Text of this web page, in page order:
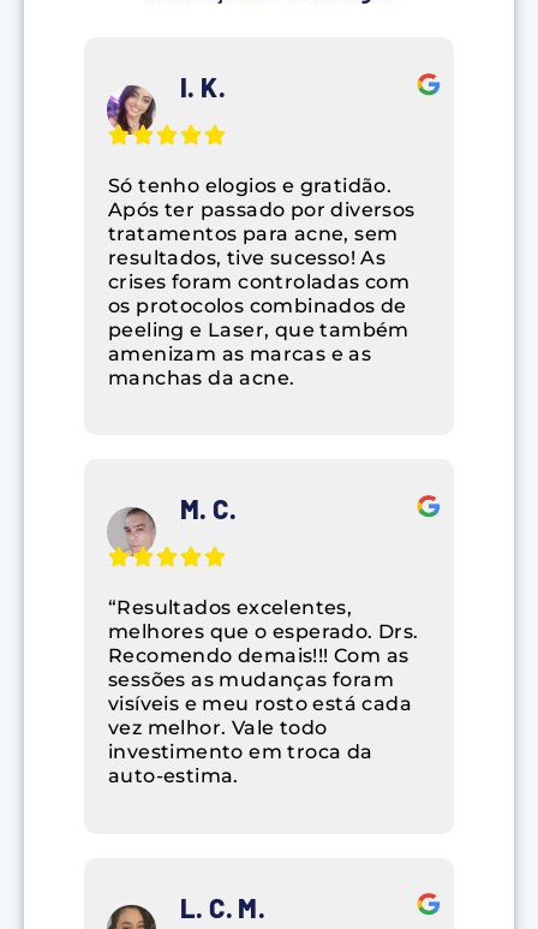
I. K.
Só tenho elogios e gratidão.
Após ter passado por diversos
tratamentos para acne, sem
resultados, tive sucesso! As
crises foram controladas com
os protocolos combinados de
peeling e Laser, que também
amenizam as marcas e as
manchas da acne.
M. C.
“Resultados excelentes,
melhores que o esperado. Drs.
Recomendo demais!!! Com as
sessões as mudanças foram
visíveis e meu rosto está cada
vez melhor. Vale todo
investimento em troca da
auto-estima.
L. C. M.